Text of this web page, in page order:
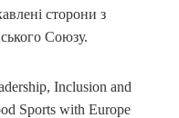
сторони з
Союзу.
Inclusion and
Sports with Europe